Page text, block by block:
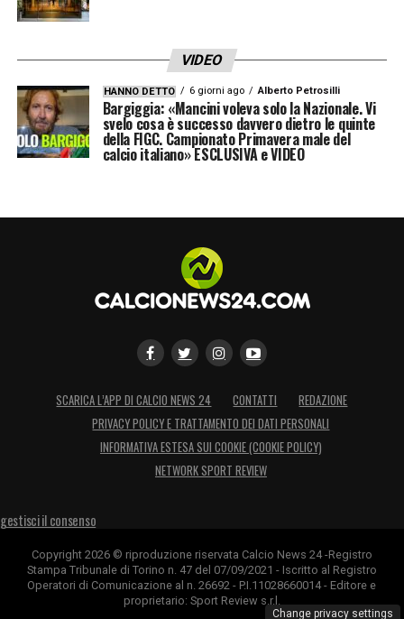
VIDEO
HANNO DETTO 6 giorni ago Alberto Petrosilli
Bargiggia: «Mancini voleva solo la Nazionale. Vi
svelo cosa è successo davvero dietro le quinte
della FIGC. Campionato Primavera male del
calcio italiano» ESCLUSIVA e VIDEO
SCARICA L’APP DI CALCIO NEWS 24 CONTATTI
REDAZIONE
PRIVACY POLICY E TRATTAMENTO DEI DATI PERSONALI
INFORMATIVA ESTESA SUI COOKIE (COOKIE POLICY)
NETWORK SPORT REVIEW
gestisci il consenso
Copyright 2026 © riproduzione riservata Calcio News 24 -Registro
Stampa Tribunale di Torino n. 47 del 07/09/2021 - Iscritto al Registro
Operatori di Comunicazione al n. 26692 - P.I.11028660014 - Editore e
proprietario: Sport Review s.r.l.
Change privacy settings